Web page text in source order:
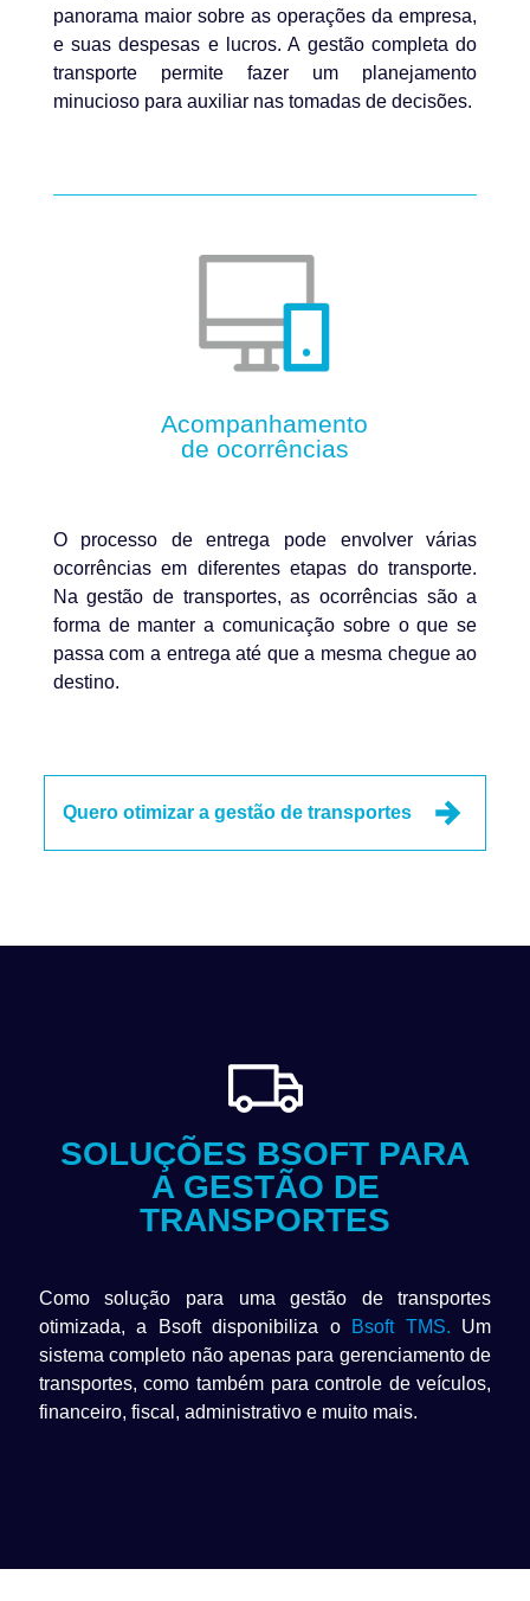
panorama maior sobre as operações da empresa,
e suas despesas e lucros. A gestão completa do
transporte permite fazer um planejamento
minucioso para auxiliar nas tomadas de decisões.
Acompanhamento
de ocorrências
O processo de entrega pode envolver várias
ocorrências em diferentes etapas do transporte.
Na gestão de transportes, as ocorrências são a
forma de manter a comunicação sobre o que se
passa com a entrega até que a mesma chegue ao
destino.
Quero otimizar a gestão de transportes
SOLUÇÕES BSOFT PARA
A GESTÃO DE
TRANSPORTES
Como solução para uma gestão de transportes
otimizada, a Bsoft disponibiliza o
Bsoft TMS.
Um
sistema completo não apenas para gerenciamento de
transportes, como também para controle de veículos,
financeiro, fiscal, administrativo e muito mais.